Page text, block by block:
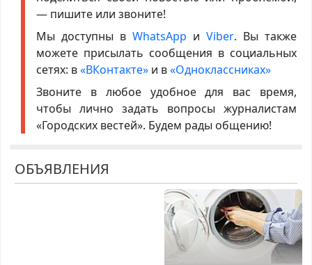
— пишите или звоните!
Мы доступны в WhatsApp иViber. Вы также
можете присылать сообщения в социальных
сетях: в«ВКонтакте»и в«Одноклассниках»
Звоните в любое удобное для вас время,
чтобы лично задать вопросы журналистам
«Городских вестей». Будем рады общению!
ОБЪЯВЛЕНИЯ